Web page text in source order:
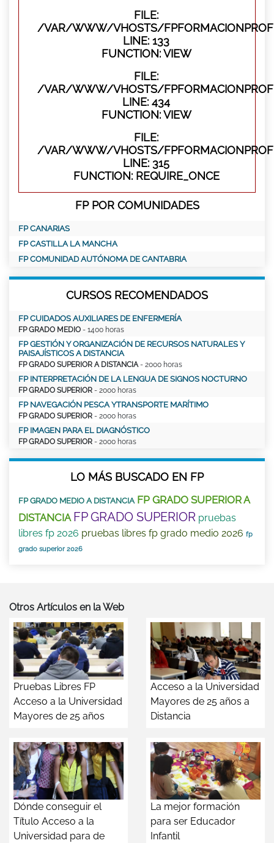
FILE:
/VAR/WWW/VHOSTS/
LINE: 133
FUNCTION: VIEW
FILE:
/VAR/WWW/VHOSTS/
LINE: 434
FUNCTION: VIEW
FILE:
/VAR/WWW/VHOSTS/
LINE: 315
FUNCTION: REQUIRE_ONCE
FP POR COMUNIDADES
FP CANARIAS
FP CASTILLA LA MANCHA
FP COMUNIDAD AUTÓNOMA DE CANTABRIA
CURSOS RECOMENDADOS
FP CUIDADOS AUXILIARES DE ENFERMERÍA
FP GRADO MEDIO - 1400 horas
FP GESTIÓN Y ORGANIZACIÓN DE RECURSOS NATURALES Y
PAISAJÍSTICOS A DISTANCIA
FP GRADO SUPERIOR A DISTANCIA- 2000 horas
FP INTERPRETACIÓN DE LA LENGUA DE SIGNOS NOCTURNO
FP GRADO SUPERIOR - 2000 horas
FP NAVEGACIÓN PESCA YTRANSPORTE MARÍTIMO
FP GRADO SUPERIOR - 2000 horas
FP IMAGEN PARA EL DIAGNÓSTICO
FP GRADO SUPERIOR - 2000 horas
LO MÁS BUSCADO EN FP
FP GRADO MEDIO A DISTANCIA FP GRADO SUPERIOR A
DISTANCIA FP GRADO SUPERIOR pruebas
libres fp 2026 pruebas libres fp grado medio 2026 fp
grado superior 2026
Otros Artículos en la Web
Pruebas Libres FP
Acceso a la Universidad
Mayores de 25 años
Acceso a la Universidad
Mayores de 25 años a
Distancia
Dónde conseguir el
Título Acceso a la
Universidad para de
La mejor formación
para ser Educador
Infantil